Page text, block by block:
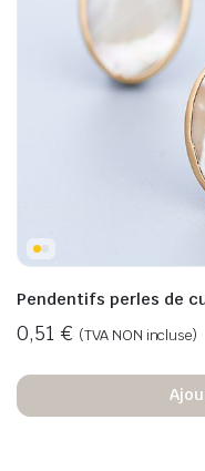
Pendentifs perles de
0,51 € (TVA NON incluse)